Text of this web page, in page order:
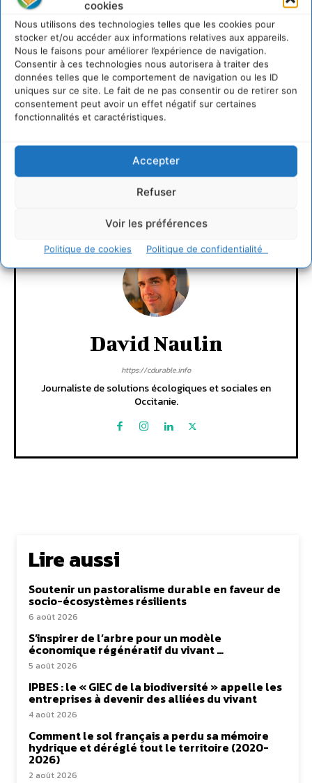
cookies
Nous utilisons des technologies telles que les cookies pour
stocker et/ou accéder aux informations relatives aux appareils.
Nous le faisons pour améliorer l’expérience de navigation.
Consentir à ces technologies nous autorisera à traiter des
données telles que le comportement de navigation ou les ID
uniques sur ce site. Le fait de ne pas consentir ou de retirer son
consentement peut avoir un effet négatif sur certaines
fonctionnalités et caractéristiques.
Accepter
Refuser
Voir les préférences
Politique de cookies Politique de confidentialité
Sources : Reuters (dépêche du 6 décembre) – AFP
(dépêche du 7 décembre) – Site des Nations Unies –
The Associated Press (dépêche du 8 décembre)
LAISSER UN COMMENTAIRE
CONNECTER POUR LAISSER UN COMMENTAIRE
David Naulin
https://cdurable.info
Journaliste de solutions écologiques et sociales en
Occitanie.
Lire aussi
Soutenir un pastoralisme durable en faveur de
socio-écosystèmes résilients
6 août 2026
S’inspirer de l’arbre pour un modèle
économique régénératif du vivant …
5 août 2026
IPBES : le « GIEC de la biodiversité » appelle les
entreprises à devenir des alliées du vivant
4 août 2026
Comment le sol français a perdu sa mémoire
hydrique et déréglé tout le territoire (2020-
2026)
2 août 2026